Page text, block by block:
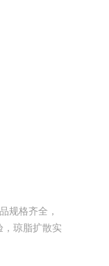
规格齐全，
琼脂扩散实